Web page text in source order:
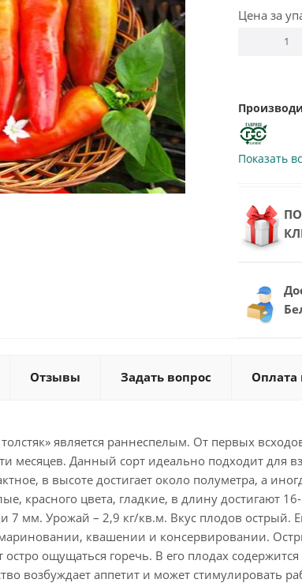
Цена за
Показать
Отзывы Задать вопрос Оплата
является раннеспелым. От первых
месяцев. Данный сорт идеально подходит для
в высоте достигает около полуметра, а
красного цвета, гладкие, в длину достигают
7 мм. Урожай – 2,9 кг/кв.м. Вкус плодов острый.
квашении и консервировании.
остро ощущаться горечь. В его плодах
возбуждает аппетит и может стимулировать